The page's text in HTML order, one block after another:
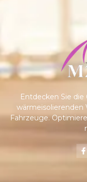
Entdecken Sie
wärmeisolierenden
Fahrzeuge.